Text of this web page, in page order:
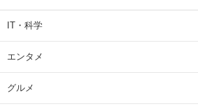
IT・科学
エンタメ
グルメ